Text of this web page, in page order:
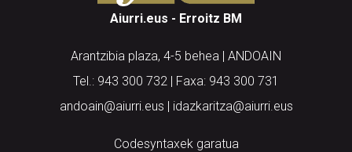
Aiurri.eus - Erroitz BM
Arantzibia plaza, 4-5 behea | ANDOAIN
Tel.: 943 300 732 | Faxa: 943 300 731
andoain@aiurri.eus | idazkaritza@aiurri.eus
Codesyntaxek garatua